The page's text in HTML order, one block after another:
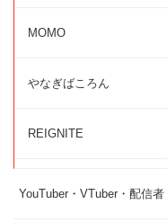
MOMO
やなぎばころん
REIGNITE
YouTuber・VTuber・配信者